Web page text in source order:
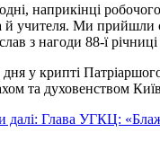
наприкінці
й учителя. Ми прийшли
з нагоди 88-ї
у крипті
та духовенством
далі: Глава УГКЦ: